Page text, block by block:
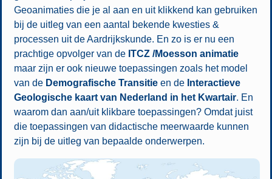
Geoanimaties die je al aan en uit klikkend kan gebruiken
bij de uitleg van een aantal bekende kwesties &
processen uit de Aardrijkskunde. En zo is er nu een
prachtige opvolger van de ITCZ /Moesson animatie
maar zijn er ook nieuwe toepassingen zoals het model
van de Demografische Transitieen deInteractieve
Geologische kaart van Nederland in het Kwartair. En
waarom dan aan/uit klikbare toepassingen? Omdat juist
die toepassingen van didactische meerwaarde kunnen
zijn bij de uitleg van bepaalde onderwerpen.